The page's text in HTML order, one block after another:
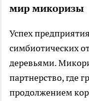
мир микоризы
Успех
симбиотических
деревьями.
партнерство, где
продолжением